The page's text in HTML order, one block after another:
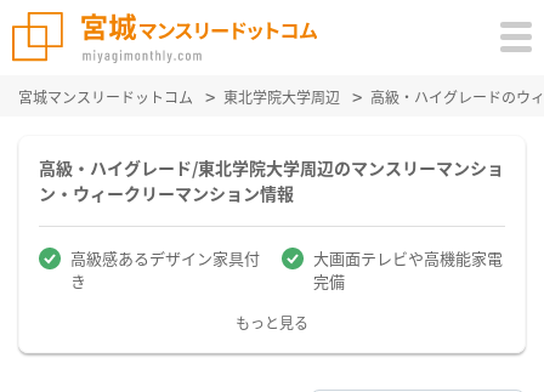
宮城マンスリードットコム 東北学院大学周辺 高級・ハイグレードのウ
高級・ハイグレード/東北学院大学周辺のマンスリーマンショ
ン・ウィークリーマンション情報
高級感あるデザイン家具付
き
大画面テレビや高機能家電
完備
もっと見る